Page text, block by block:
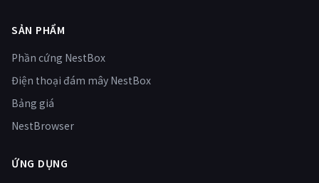
SẢN PHẨM
Phần cứng NestBox
Điện thoại đám mây NestBox
Bảng giá
NestBrowser
ỨNG DỤNG